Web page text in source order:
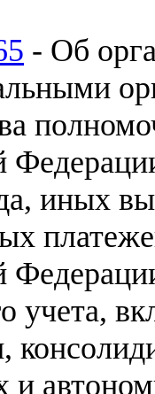
- Об
иных
учета,
и